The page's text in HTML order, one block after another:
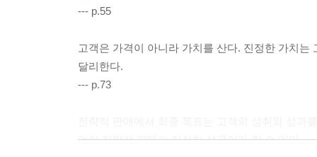
2부 / 통찰: 삶의 다양한 영역에서 탁월함을 추구한
PART 1 내실과 성찰로 성장하라
결국 실력이 성장을 이끈다
3 진실을 파악하는 두 가지 전략
--- p.55
고객은 가격이 아니라 가치를 산다. 진정한 가치
달리한다.
--- p.73
것이 전략적 판매의 진정한 성공이라 할 수 있다.